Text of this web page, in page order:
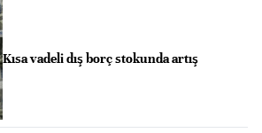
Kısa vadeli dış borç stokunda artış